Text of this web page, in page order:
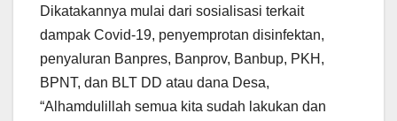
Dikatakannya mulai dari sosialisasi terkait
dampak Covid-19, penyemprotan disinfektan,
penyaluran Banpres, Banprov, Banbup, PKH,
BPNT, dan BLT DD atau dana Desa,
“Alhamdulillah semua kita sudah lakukan dan